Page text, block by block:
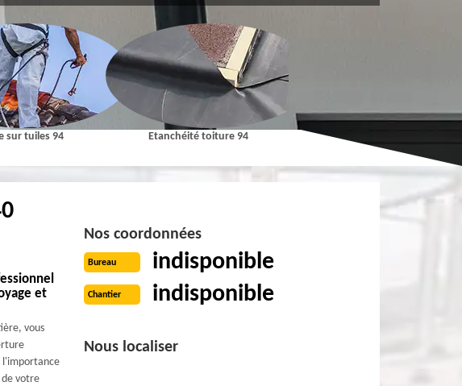
94 Etanchéité toiture 94 Pose et Nettoyage de gouttières 94
et
vous
l'importance
votre
Nos coordonnées
Bureau indisponible
Chantier indisponible
Nous localiser